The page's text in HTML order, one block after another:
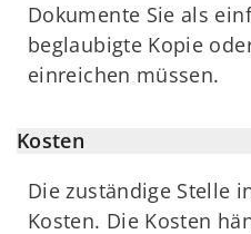
Dokumente Sie als
beglaubigte Kopie
einreichen müssen.
Kosten
Die zuständige Stelle
Kosten. Die Kosten